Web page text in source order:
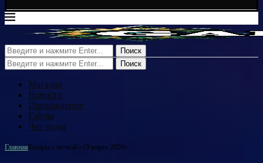
Поиск
Поиск
Магазин
Новости
Прохождение
Гайды
Чит-коды
ГлавнаяТовары с меткой «19 марта 2026»